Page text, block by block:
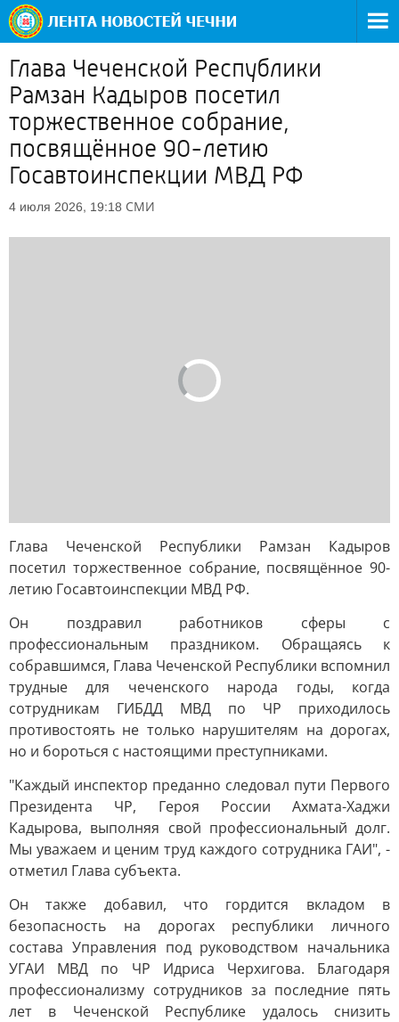
Глава Чеченской Республики
Рамзан Кадыров посетил
торжественное собрание,
посвящённое 90-летию
Госавтоинспекции МВД РФ
4 июля 2026, 19:18 СМИ
Глава Чеченской Республики Рамзан Кадыров
посетил торжественное собрание, посвящённое 90-
летию Госавтоинспекции МВД РФ.
Он поздравил работников сферы с
профессиональным праздником. Обращаясь к
собравшимся, Глава Чеченской Республики вспомнил
трудные для чеченского народа годы, когда
сотрудникам ГИБДД МВД по ЧР приходилось
противостоять не только нарушителям на дорогах,
но и бороться с настоящими преступниками.
"Каждый инспектор преданно следовал пути Первого
Президента ЧР, Героя России Ахмата-Хаджи
Кадырова, выполняя свой профессиональный долг.
Мы уважаем и ценим труд каждого сотрудника ГАИ", -
отметил Глава субъекта.
Он также добавил, что гордится вкладом в
безопасность на дорогах республики личного
состава Управления под руководством начальника
УГАИ МВД по ЧР Идриса Черхигова. Благодаря
профессионализму сотрудников за последние пять
лет в Чеченской Республике удалось снизить